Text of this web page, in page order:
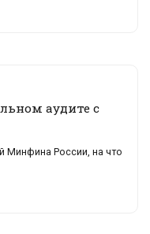
аудите с
Минфина России, на что